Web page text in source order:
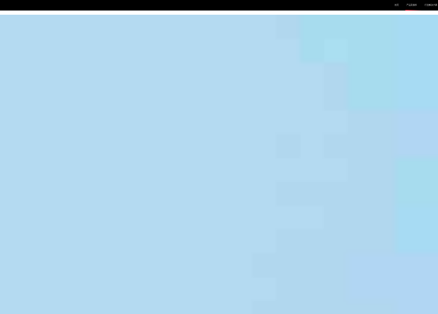
首页 产品及服务 行业解决方案